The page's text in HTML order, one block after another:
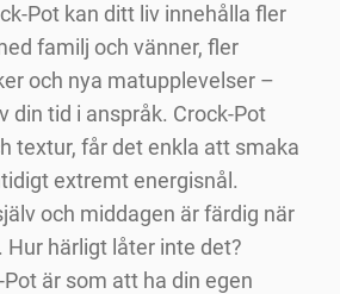
Pot kan ditt liv innehålla fler
familj och vänner, fler
och nya matupplevelser –
din tid i anspråk. Crock-Pot
textur, får det enkla att smaka
extremt energisnål.
och middagen är färdig när
Hur härligt låter inte det?
är som att ha din egen